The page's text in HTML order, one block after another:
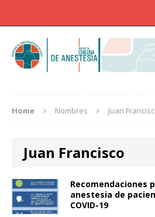
Home Nombres Juan
Juan Francisco
Recomendaciones
anestesia de
COVID-19